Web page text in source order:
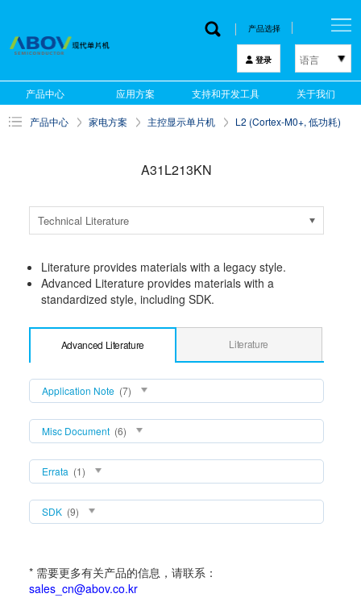
产品选择
登录 语言
한국어
English
中文
产品中心 应用方案 支持和开发工具 关于我们
产品中心 家电方案 主控显示单片机 L2 (Cortex-M0+, 低功耗)
A31L213KN
Technical Literature
Literature provides materials with a legacy style.
Advanced Literature provides materials with a
standardized style, including SDK.
Advanced Literature Literature
Application Note (7)
Misc Document (6)
Errata (1)
SDK (9)
* 需要更多有关产品的信息，请联系：
sales_cn@abov.co.kr